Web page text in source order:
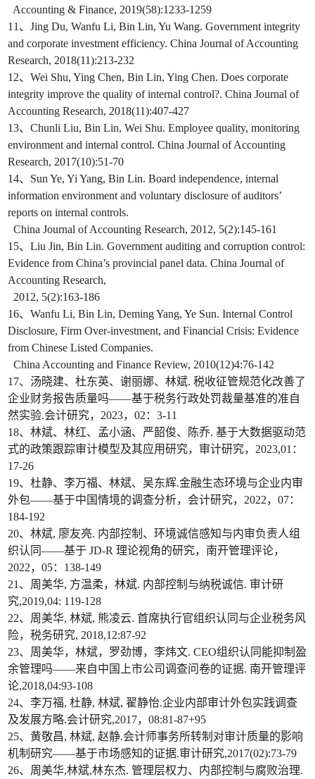
Accounting & Finance, 2019(58):1233-1259
11、Jing Du, Wanfu Li, Bin Lin, Yu Wang. Government integrity
and corporate investment efficiency. China Journal of Accounting
Research, 2018(11):213-232
12、Wei Shu, Ying Chen, Bin Lin, Ying Chen. Does corporate
integrity improve the quality of internal control?. China Journal of
Accounting Research, 2018(11):407-427
13、Chunli Liu, Bin Lin, Wei Shu. Employee quality, monitoring
environment and internal control. China Journal of Accounting
Research, 2017(10):51-70
14、Sun Ye, Yi Yang, Bin Lin. Board independence, internal
information environment and voluntary disclosure of auditors’
reports on internal controls.
China Journal of Accounting Research, 2012, 5(2):145-161
15、Liu Jin, Bin Lin. Government auditing and corruption control:
Evidence from China’s provincial panel data. China Journal of
Accounting Research,
2012, 5(2):163-186
16、Wanfu Li, Bin Lin, Deming Yang, Ye Sun. Internal Control
Disclosure, Firm Over-investment, and Financial Crisis: Evidence
from Chinese Listed Companies.
China Accounting and Finance Review, 2010(12)4:76-142
17、汤晓建、杜东英、谢丽娜、林斌. 税收征管规范化改善了
企业财务报告质量吗——基于税务行政处罚裁量基准的准自
然实验.会计研究，2023，02：3-11
18、林斌、林红、孟小涵、严韶俊、陈乔. 基于大数据驱动范
式的政策跟踪审计模型及其应用研究，审计研究，2023,01：
17-26
19、杜静、李万福、林斌、吴东辉.金融生态环境与企业内审
外包——基于中国情境的调查分析，会计研究，2022，07：
184-192
20、林斌, 廖友亮. 内部控制、环境诚信感知与内审负责人组
织认同——基于 JD-R 理论视角的研究，南开管理评论，
2022，05：138-149
21、周美华, 方温柔，林斌. 内部控制与纳税诚信. 审计研
究,2019,04: 119-128
22、周美华, 林斌, 熊凌云. 首席执行官组织认同与企业税务风
险，税务研究, 2018,12:87-92
23、周美华，林斌，罗劲博，李炜文. CEO组织认同能抑制盈
余管理吗——来自中国上市公司调查问卷的证据. 南开管理评
论,2018,04:93-108
24、李万福, 杜静, 林斌, 翟静怡.企业内部审计外包实践调查
及发展方略.会计研究,2017，08:81-87+95
25、黄敬昌, 林斌, 赵静.会计师事务所转制对审计质量的影响
机制研究——基于市场感知的证据.审计研究,2017(02):73-79
26、周美华,林斌,林东杰. 管理层权力、内部控制与腐败治理.